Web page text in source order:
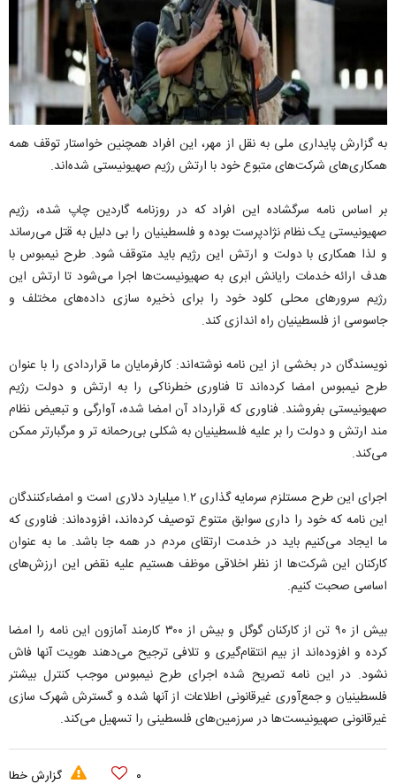
به گزارش پایداری ملی به نقل از مهر، این افراد همچنین خواستار توقف همه
همکاری‌های شرکت‌های متبوع خود با ارتش رژیم صهیونیستی شده‌اند.
بر اساس نامه سرگشاده این افراد که در روزنامه گاردین چاپ شده، رژیم
صهیونیستی یک نظام نژادپرست بوده و فلسطینیان را بی دلیل به قتل می‌رساند
و لذا همکاری با دولت و ارتش این رژیم باید متوقف شود. طرح نیمبوس با
هدف ارائه خدمات رایانش ابری به صهیونیست‌ها اجرا می‌شود تا ارتش این
رژیم سرورهای محلی کلود خود را برای ذخیره سازی داده‌های مختلف و
جاسوسی از فلسطینیان راه اندازی کند.
نویسندگان در بخشی از این نامه نوشته‌اند: کارفرمایان ما قراردادی را با عنوان
طرح نیمبوس امضا کرده‌اند تا فناوری خطرناکی را به ارتش و دولت رژیم
صهیونیستی بفروشند. فناوری که قرارداد آن امضا شده، آوارگی و تبعیض نظام
مند ارتش و دولت را بر علیه فلسطینیان به شکلی بی‌رحمانه تر و مرگبارتر ممکن
می‌کند.
اجرای این طرح مستلزم سرمایه گذاری ۱.۲ میلیارد دلاری است و امضاءکنندگان
این نامه که خود را داری سوابق متنوع توصیف کرده‌اند، افزوده‌اند: فناوری که
ما ایجاد می‌کنیم باید در خدمت ارتقای مردم در همه جا باشد. ما به عنوان
کارکنان این شرکت‌ها از نظر اخلاقی موظف هستیم علیه نقض این ارزش‌های
اساسی صحبت کنیم.
بیش از ۹۰ تن از کارکنان گوگل و بیش از ۳۰۰ کارمند آمازون این نامه را امضا
کرده و افزوده‌اند از بیم انتقام‌گیری و تلافی ترجیح می‌دهند هویت آنها فاش
نشود. در این نامه تصریح شده اجرای طرح نیمبوس موجب کنترل بیشتر
فلسطینیان و جمع‌آوری غیرقانونی اطلاعات از آنها شده و گسترش شهرک سازی
غیرقانونی صهیونیست‌ها در سرزمین‌های فلسطینی را تسهیل می‌کند.
۰ گزارش خطا